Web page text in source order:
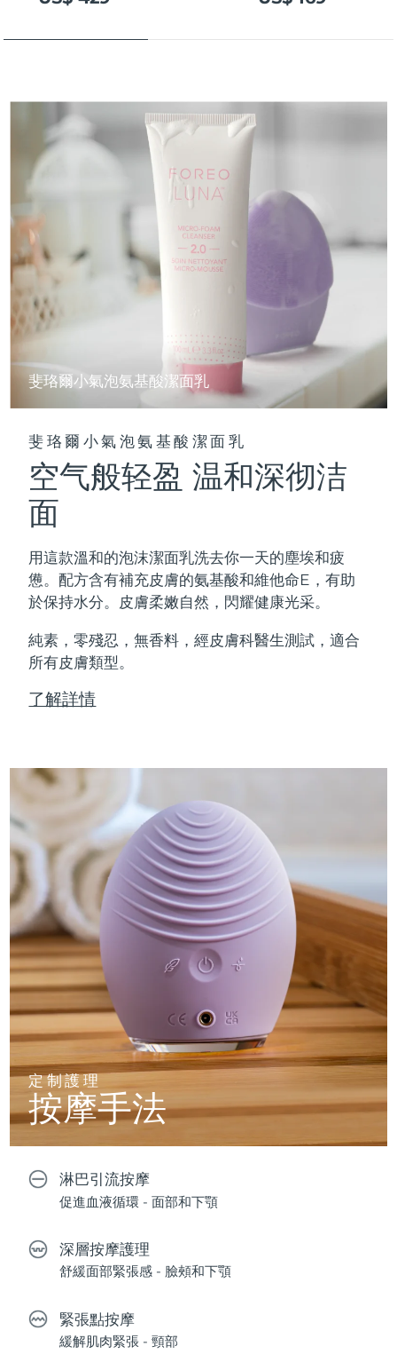
斐珞爾小氣泡氨基酸潔面乳
斐珞爾小氣泡氨基酸潔面乳
空气般轻盈 温和深彻洁
面
用這款溫和的泡沫潔面乳洗去你一天的塵埃和疲
憊。配方含有補充皮膚的氨基酸和維他命E，有助
於保持水分。皮膚柔嫩自然，閃耀健康光采。
純素，零殘忍，無香料，經皮膚科醫生測試，適合
所有皮膚類型。
了解詳情
定制護理
按摩手法
淋巴引流按摩
促進血液循環 - 面部和下顎
深層按摩護理
舒緩面部緊張感 - 臉頰和下顎
緊張點按摩
緩解肌肉緊張 - 頸部